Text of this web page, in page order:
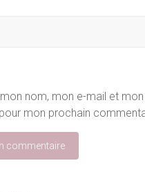
nom, mon e-mail et
mon prochain